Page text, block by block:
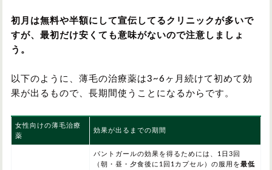
初月は無料や半額にして宣伝してるクリニックが多いで
すが、最初だけ安くても意味がないので注意しましょ
う。
以下のように、薄毛の治療薬は3~6ヶ月続けて初めて効
果が出るもので、長期間使うことになるからです。
女性向けの薄毛治療
薬
効果が出るまでの期間
パントガールの効果を得るためには、1日3回
（朝・昼・夕食後に1回1カプセル）の服用を最低